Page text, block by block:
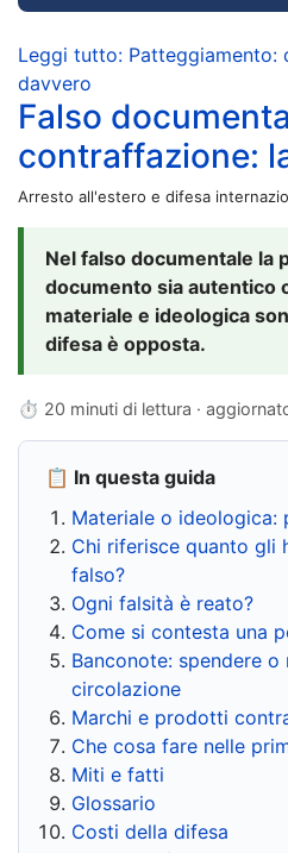
Leggi tutto: Patteggiamento:
davvero
Falso
contraffazione:
Arresto all'estero e difesa
Nel falso documentale la
documento sia autentico
materiale e ideologica
difesa è opposta.
⏱ 20 minuti di lettura ·
📋 In questa guida
Materiale o ideologica:
Chi riferisce quanto gli
falso?
Ogni falsità è reato?
Come si contesta una
Banconote: spendere o
circolazione
Marchi e prodotti
Che cosa fare nelle
Miti e fatti
Glossario
Costi della difesa